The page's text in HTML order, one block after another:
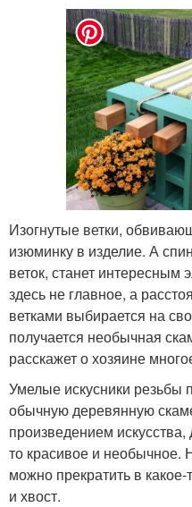
Изогнутые ветки,
изюминку в изделие. А
веток, станет
здесь не главное, а
ветками выбирается на
получается необычная
расскажет о хозяине
Умелые искусники резьбы
обычную деревянную
произведением
то красивое и
можно прекратить в
и хвост.